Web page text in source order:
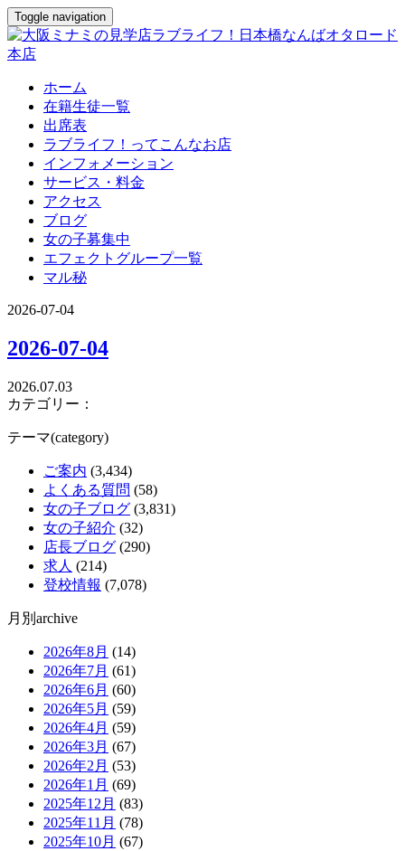
Toggle navigation
ホーム
在籍生徒一覧
出席表
ラブライフ！ってこんなお店
インフォメーション
サービス・料金
アクセス
ブログ
女の子募集中
エフェクトグループ一覧
マル秘
2026-07-04
2026-07-04
2026.07.03
カテゴリー：
テーマ(category)
ご案内 (3,434)
よくある質問 (58)
女の子ブログ (3,831)
女の子紹介 (32)
店長ブログ (290)
求人 (214)
登校情報 (7,078)
月別archive
2026年8月 (14)
2026年7月 (61)
2026年6月 (60)
2026年5月 (59)
2026年4月 (59)
2026年3月 (67)
2026年2月 (53)
2026年1月 (69)
2025年12月 (83)
2025年11月 (78)
2025年10月 (67)